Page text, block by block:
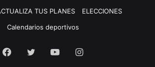
TUS PLANES
ELECCIONES
Calendarios deportivos
Facebook
Twitter YouTubeInstagram